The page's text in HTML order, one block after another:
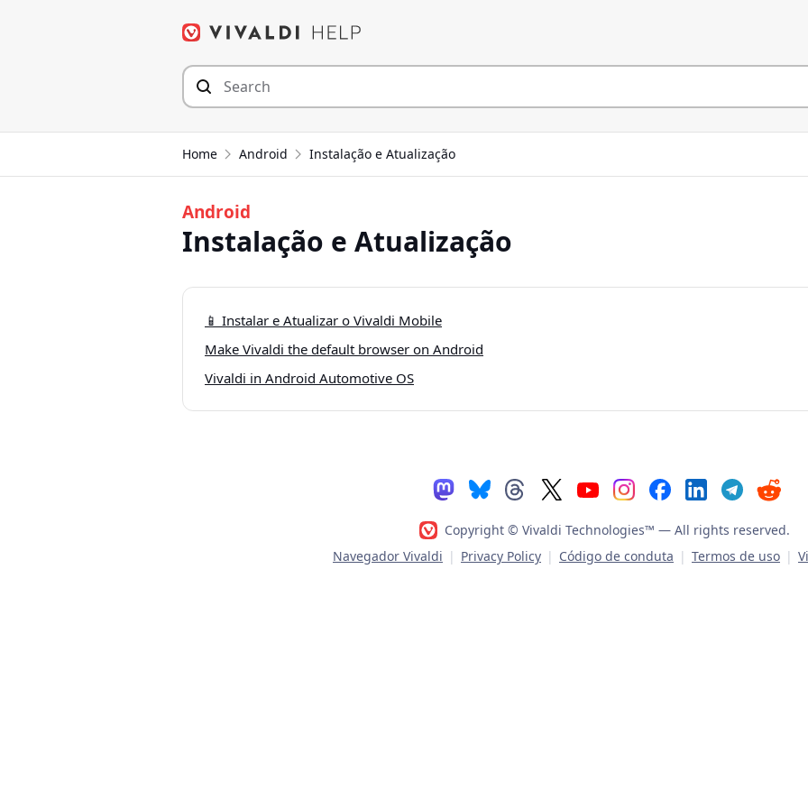
Home Android Instalação e Atualização
Android
Instalação e Atualização
📱 Instalar e Atualizar o Vivaldi Mobile
Make Vivaldi the default browser on Android
Vivaldi in Android Automotive OS
Copyright © Vivaldi Technologies™ — All rights reserved.
Navegador Vivaldi | Privacy Policy | Código de conduta | Termos de uso |